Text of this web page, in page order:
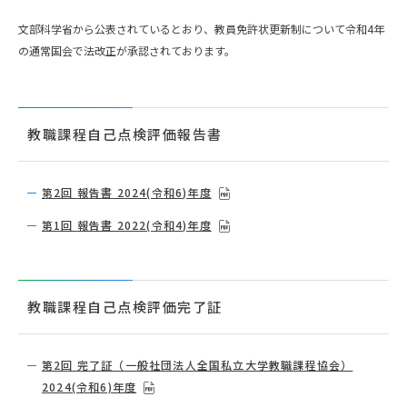
文部科学省から公表されているとおり、教員免許状更新制について令和4年
の通常国会で法改正が承認されております。
教職課程自己点検評価報告書
第2回 報告書 2024(令和6)年度
第1回 報告書 2022(令和4)年度
教職課程自己点検評価完了証
第2回 完了証（一般社団法人全国私立大学教職課程協会）
2024(令和6)年度